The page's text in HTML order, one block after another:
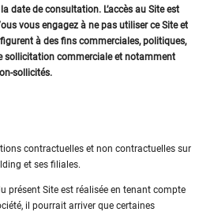
date de consultation. L’accès au Site est
vous engagez à ne pas utiliser ce Site et
à des fins commerciales, politiques,
sollicitation commerciale et notamment
sollicités.
contractuelles et non contractuelles sur
et ses filiales.
présent Site est réalisée en tenant compte
il pourrait arriver que certaines